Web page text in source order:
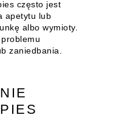
często jest
apetytu lub
albo wymioty.
zaniedbania.